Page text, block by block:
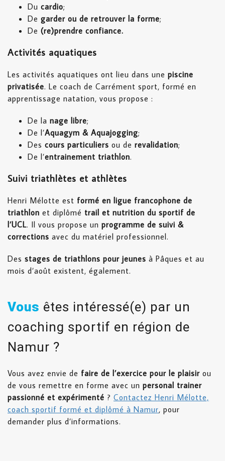
Du cardio;
De garder ou de retrouver la forme;
De (re)prendre confiance.
Activités aquatiques
Les activités aquatiques ont lieu dans une piscine
privatisée. Le coach de Carrément sport, formé en
apprentissage natation, vous propose :
De la nage libre;
De l’Aquagym & Aquajogging;
Des cours particuliers ou de revalidation;
De l’entrainement triathlon.
Suivi triathlètes et athlètes
Henri Mélotte est formé en ligue francophone de
triathlon et diplômé trail et nutrition du sportif de
l’UCL. Il vous propose un programme de suivi &
corrections avec du matériel professionnel.
Des stages de triathlons pour jeunes à Pâques et au
mois d’août existent, également.
Vous êtes intéressé(e) par un
coaching sportif en région de
Namur ?
Vous avez envie de faire de l’exercice pour le plaisir ou
de vous remettre en forme avec un personal trainer
passionné et expérimenté ? Contactez Henri Mélotte,
coach sportif formé et diplômé à Namur, pour
demander plus d’informations.